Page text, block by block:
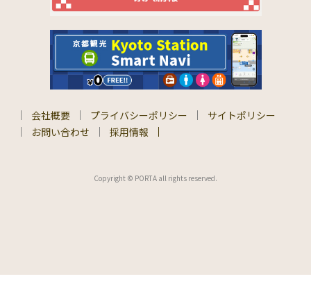
会社概要 プライバシーポリシー
サイトポリシー
お問い合わせ
採用情報
Copyright © PORTA all rights reserved.